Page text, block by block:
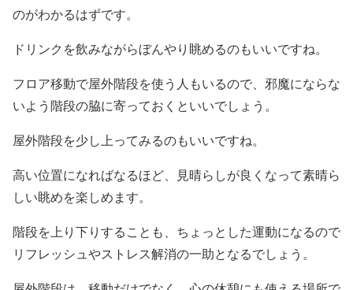
のがわかるはずです。
ドリンクを飲みながらぼんやり眺めるのもいいですね。
フロア移動で屋外階段を使う人もいるので、邪魔にならな
いよう階段の脇に寄っておくといいでしょう。
屋外階段を少し上ってみるのもいいですね。
高い位置になればなるほど、見晴らしが良くなって素晴ら
しい眺めを楽しめます。
階段を上り下りすることも、ちょっとした運動になるので
リフレッシュやストレス解消の一助となるでしょう。